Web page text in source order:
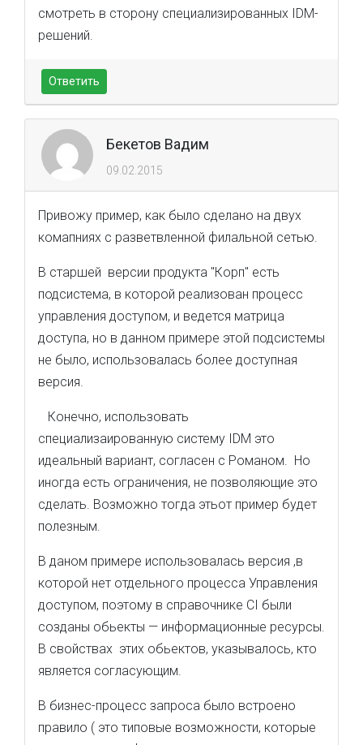
смотреть в сторону специализированных IDM-
решений.
Ответить
Бекетов Вадим
09.02.2015
Привожу пример, как было сделано на двух
комапниях с разветвленной филальной сетью.
В старшей версии продукта "Корп" есть
подсистема, в которой реализован процесс
управления доступом, и ведется матрица
доступа, но в данном примере этой подсистемы
не было, использовалась более доступная
версия.
Конечно, использовать
специализаированную систему IDM это
идеальный вариант, согласен с Романом. Но
иногда есть ограничения, не позволяющие это
сделать. Возможно тогда этьот пример будет
полезным.
В даном примере использовалась версия ,в
которой нет отдельного процесса Управления
доступом, поэтому в справочнике CI были
созданы обьекты — информационные ресурсы.
В свойствах этих обьектов, указывалось, кто
является согласующим.
В бизнес-процесс запроса было встроено
правило ( это типовые возможности, которые